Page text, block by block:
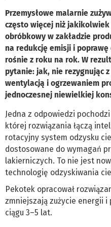
Przemysłowe malarnie
często więcej niż
obróbkowy w zakładzie
na redukcję emisji i
rośnie z roku na rok. W
pytanie: jak, nie rezygnując
wentylacją i ogrzewaniem
jednoczesnej niewielkiej
Jedna z odpowiedzi
której rozwiązania łączą
rotacyjny system odzysku
dostosowane do wymagań
lakierniczych. To nie jest
technologię odzyskiwania
Pekotek opracował
zmniejszają zużycie energii i
ciągu 3–5 lat.